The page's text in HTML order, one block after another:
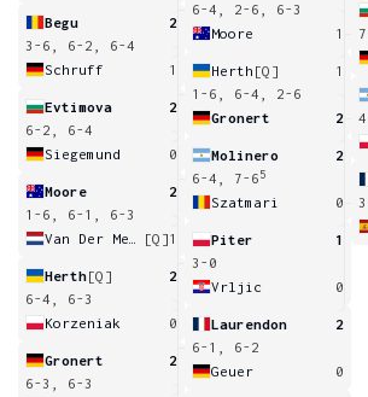
Begu
2
3-6, 6-2, 6-4
Schruff
1
Evtimova
2
6-2, 6-4
Siegemund
0
Moore
2
1-6, 6-1, 6-3
[Q]1
Herth[Q]
2
6-4, 6-3
Korzeniak
0
Gronert
2
6-3, 6-3
6-4, 2-6, 6-3
Moore
1
Herth [Q]
1
1-6, 6-4, 2-6
Gronert
2
Molinero
2
6-4, 7-6 5
Szatmari 0
Piter
1
3-0
Vrljic
0
Laurendon
2
6-1, 6-2
Geuer
0